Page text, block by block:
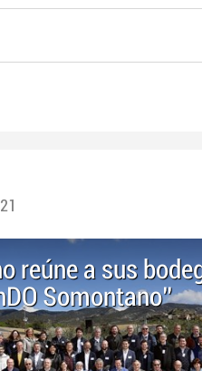
reúne a sus
Somontano”